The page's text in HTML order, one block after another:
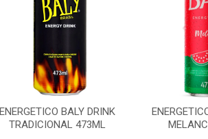
ENERGETICO BALY DRINK
TRADICIONAL 473ML